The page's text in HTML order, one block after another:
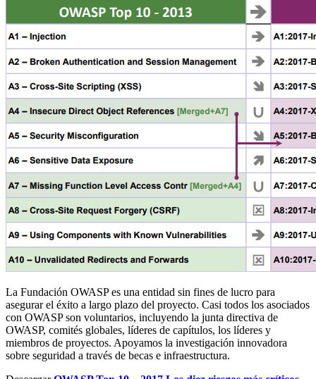
La Fundación OWASP es una entidad sin fines de lucro para
asegurar el éxito a largo plazo del proyecto. Casi todos los asociados
con OWASP son voluntarios, incluyendo la junta directiva de
OWASP, comités globales, líderes de capítulos, los líderes y
miembros de proyectos. Apoyamos la investigación innovadora
sobre seguridad a través de becas e infraestructura.